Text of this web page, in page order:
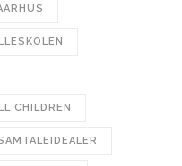
CHILDREN